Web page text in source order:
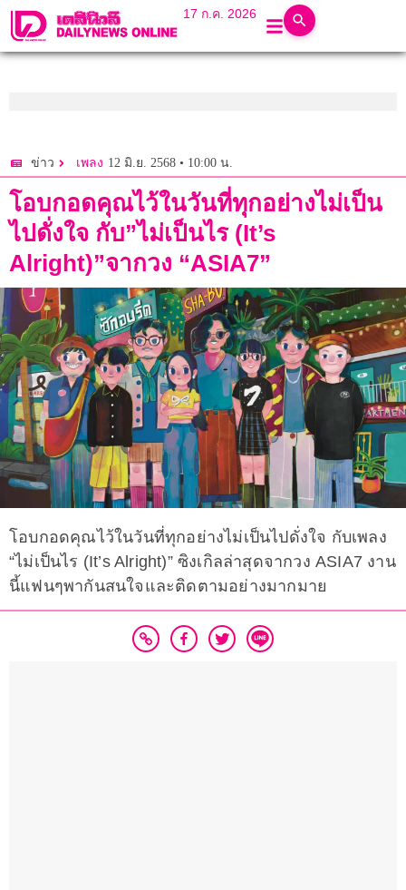
17 ก.ค. 2026
ข่าว เพลง 12 มิ.ย. 2568 • 10:00 น.
โอบกอดคุณไว้ในวันที่ทุกอย่างไม่เป็น
ไปดั่งใจ กับ”ไม่เป็นไร (It’s
Alright)”จากวง “ASIA7”
โอบกอดคุณไว้ในวันที่ทุกอย่างไม่เป็นไปดั่งใจ กับเพลง
“ไม่เป็นไร (It’s Alright)” ซิงเกิลล่าสุดจากวง ASIA7 งาน
นี้แฟนๆพากันสนใจและติดตามอย่างมากมาย